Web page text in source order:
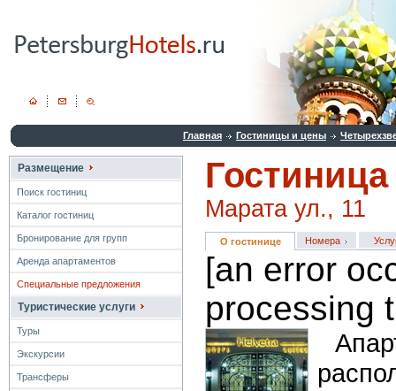
Главная Гостиницы и цены
Размещение
Поиск гостиниц
Каталог гостиниц
Бронирование для групп
Аренда апартаментов
Специальные предложения
Туристические услуги
Туры
Экскурсии
Трансферы
Марата ул., 11
О гостинице Номера
[an error
processing